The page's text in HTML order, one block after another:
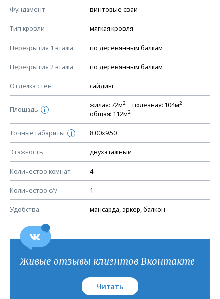
Фундамент винтовые сваи
Тип кровли мягкая кровля
Перекрытия 1 этажа по деревянным балкам
Перекрытия 2 этажа по деревянным балкам
Отделка стен сайдинг
Площадь i
жилая: 72м2 полезная: 104м2
общая: 112м2
Точные габариты i 8.00х9.50
Этажность двухэтажный
Количество комнат 4
Количество с/у 1
Удобства мансарда, эркер, балкон
КОНСТРУКТИВНЫЕ РЕШЕНИЯ (КР)
Ведомость рабочих чертежей основного комплекта КР
План фундамента
Устройство фундамента, спецификация материалов
Планы перекрытий этажей, спецификация элементов
Устройство перекрытий
Устройство стен
Спецификация материалов стен
Схема расположения лаг чердака (если есть)
Схема расположения элементов стропил
Спецификация элементов стропил
Устройство стропильной системы
Узлы устройства кровли
План кровли
Живые отзывы клиентов Вконтакте
Читать